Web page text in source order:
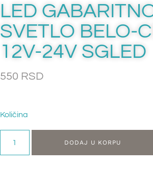
LED
SVETLO BELO-
12V-24V SGLED
550 RSD
Količina
DODAJ U KORPU